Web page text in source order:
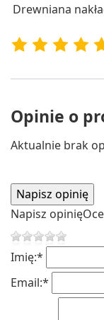
Drewniana
Opinie o
Aktualnie brak
Napisz opinię
Imię:*
Email:*